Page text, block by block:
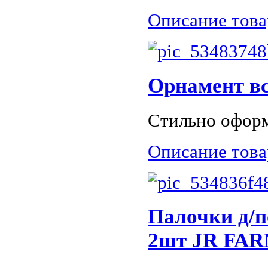
Описание
Орнамент
Стильно
Описание
Палочки д/
2шт JR